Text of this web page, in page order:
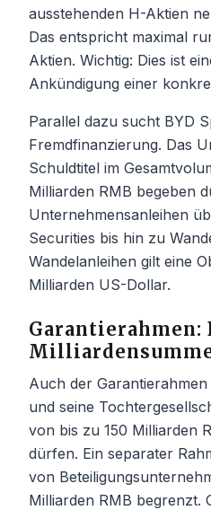
ausstehenden H-Aktien
Das entspricht maximal
Aktien. Wichtig: Dies ist
Ankündigung einer
Parallel dazu sucht BYD
Fremdfinanzierung. Das
Schuldtitel im
Milliarden RMB begeben
Unternehmensanleihen
Securities bis hin zu
Wandelanleihen gilt eine
Milliarden US-Dollar.
Auch der
und seine
von bis zu 150 Milliarden
dürfen. Ein separater
von
Milliarden RMB begrenzt.